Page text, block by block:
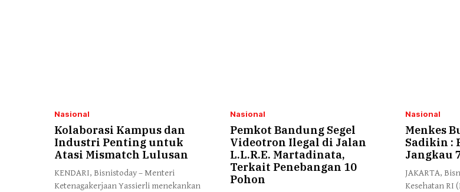
Nasional
Kolaborasi Kampus dan
Industri Penting untuk
Atasi Mismatch Lulusan
KENDARI, Bisnistoday – Menteri
Ketenagakerjaan Yassierli menekankan
Nasional
Pemkot Bandung Segel
Videotron Ilegal di Jalan
L.L.R.E. Martadinata,
Terkait Penebangan 10
Pohon
Nasional
Menkes
Sadikin :
Jangkau
JAKARTA,
Kesehatan RI